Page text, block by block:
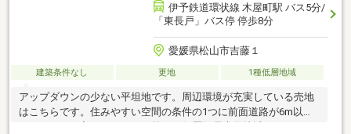
伊予鉄道環状線 木屋町駅 バス5分/
「東長戸」バス停 停歩8分
愛媛県松山市吉藤１
建築条件なし 更地 1種低層地域
アップダウンの少ない平坦地です。周辺環境が充実している売地
はこちらです。住みやすい空間の条件の1つに前面道路が6m以上